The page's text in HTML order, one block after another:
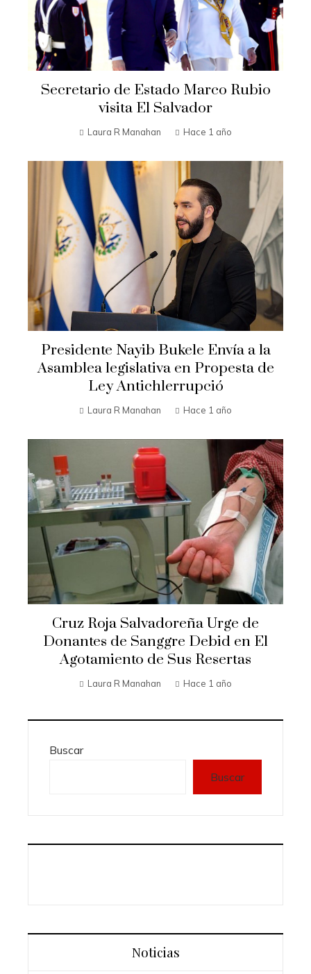
Secretario de Estado Marco Rubio
visita El Salvador
Laura R Manahan Hace 1 año
Presidente Nayib Bukele Envía a la
Asamblea legislativa en Propesta de
Ley Antichlerrupció
Laura R Manahan Hace 1 año
Cruz Roja Salvadoreña Urge de
Donantes de Sanggre Debid en El
Agotamiento de Sus Resertas
Laura R Manahan Hace 1 año
Buscar
Buscar
Noticias